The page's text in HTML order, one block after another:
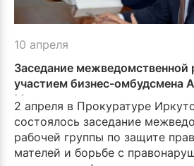
10 апреля
Заседание межведомст­венной
участием бизнес-омбудсмена
Москаленко
2 апреля в Прокуратуре
состоя­лось заседание
рабочей группы по защите
мателей и борьбе с